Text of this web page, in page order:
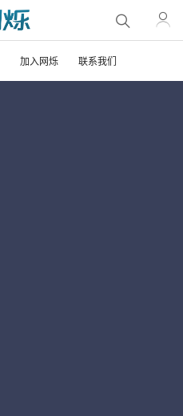
加入网烁 联系我们